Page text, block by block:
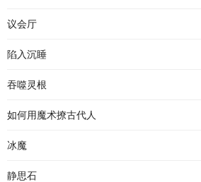
议会厅
陷入沉睡
吞噬灵根
如何用魔术撩古代人
冰魔
静思石